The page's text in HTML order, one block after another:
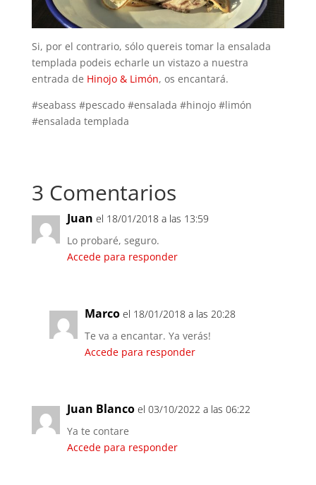
Si, por el contrario, sólo quereis tomar la ensalada
templada podeis echarle un vistazo a nuestra
entrada de Hinojo & Limón, os encantará.
#seabass #pescado #ensalada #hinojo #limón
#ensalada templada
3 Comentarios
Juan el 18/01/2018 a las 13:59
Lo probaré, seguro.
Accede para responder
Marco el 18/01/2018 a las 20:28
Te va a encantar. Ya verás!
Accede para responder
Juan Blanco el 03/10/2022 a las 06:22
Ya te contare
Accede para responder